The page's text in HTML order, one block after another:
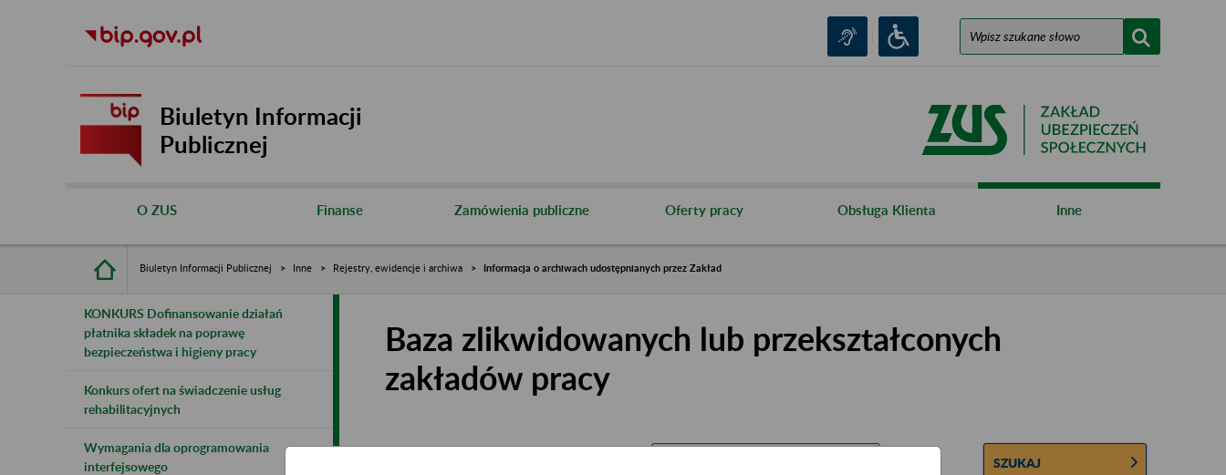
Biuletyn Informacji
Publicznej
O ZUS Finanse Zamówienia publiczne Oferty pracy Obsługa Klienta Inne
Biuletyn Informacji Publicznej Inne Rejestry, ewidencje i archiwa Informacja o archiwach udostępnianych przez Zakład
KONKURS Dofinansowanie działań
płatnika składek na poprawę
bezpieczeństwa i higieny pracy
Konkurs ofert na świadczenie usług
rehabilitacyjnych
Wymagania dla oprogramowania
interfejsowego
Baza zlikwidowanych lub przekształconych
zakładów pracy
SZUKAJ